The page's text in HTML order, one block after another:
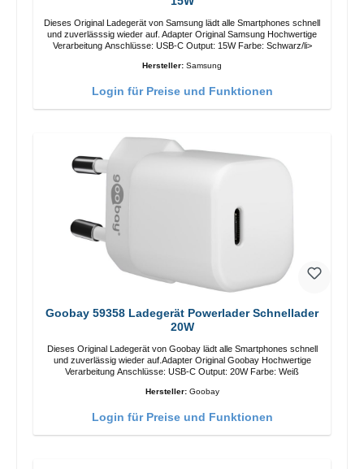
Dieses Original Ladegerät von Samsung lädt alle Smartphones schnell
und zuverlässsig wieder auf. Adapter Original Samsung Hochwertige
Verarbeitung Anschlüsse: USB-C Output: 15W Farbe: Schwarz/li>
Hersteller: Samsung
Login für Preise und Funktionen
Goobay 59358 Ladegerät Powerlader Schnellader
20W
Dieses Original Ladegerät von Goobay lädt alle Smartphones schnell
und zuverlässig wieder auf.Adapter Original Goobay Hochwertige
Verarbeitung Anschlüsse: USB-C Output: 20W Farbe: Weiß
Hersteller: Goobay
Login für Preise und Funktionen